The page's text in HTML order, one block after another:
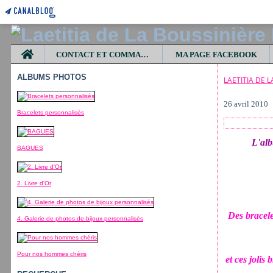
Home
CONTACT ET COMMANDES MA PAGE FACEBOOK
ALBUMS PHOTOS
Bracelets personnalisés
BAGUES
2. Livre d'Or
4. Galerie de photos de bijoux personnalisés
Pour nos hommes chéris
LAETITIA DE
26 avril 2010
Des
et ces jolis